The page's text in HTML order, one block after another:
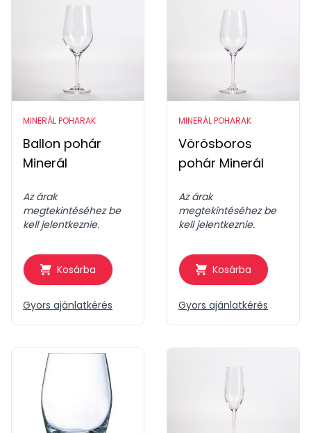
MINERÁL POHARAK
Ballon pohár
Minerál
Az árak
megtekintéséhez be
kell jelentkeznie.
Kosárba
Gyors ajánlatkérés
MINERÁL POHARAK
Vörösboros
pohár Minerál
Az árak
megtekintéséhez be
kell jelentkeznie.
Kosárba
Gyors ajánlatkérés